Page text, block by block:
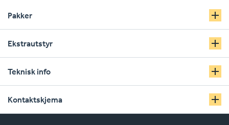
Pakker
Ekstrautstyr
Teknisk info
Kontaktskjema